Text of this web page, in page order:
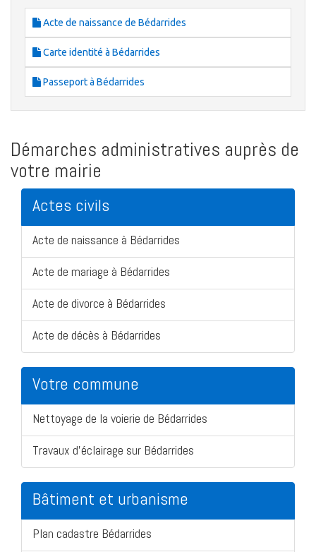
Acte de naissance de Bédarrides
Carte identité à Bédarrides
Passeport à Bédarrides
Démarches administratives auprès de
votre mairie
Actes civils
Acte de naissance à Bédarrides
Acte de mariage à Bédarrides
Acte de divorce à Bédarrides
Acte de décès à Bédarrides
Votre commune
Nettoyage de la voierie de Bédarrides
Travaux d'éclairage sur Bédarrides
Bâtiment et urbanisme
Plan cadastre Bédarrides